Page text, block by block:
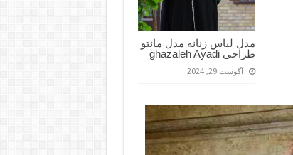
مدل لباس زنانه مدل مانتو
طراحی ghazaleh Ayadi
آگوست 29, 2024